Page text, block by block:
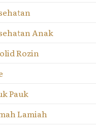
Anak
Rozin
Pauk
Lamiah